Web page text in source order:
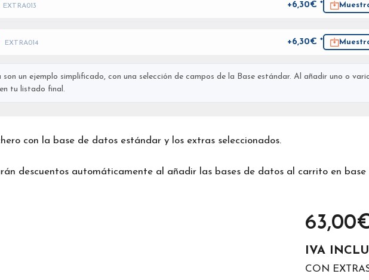
EXTRA013 +6,30€ *
EXTRA014 +6,30€ *
un ejemplo simplificado, con una selección de campos de la Base estándar. Al añadir uno o
tu listado final.
con la base de datos estándar y los extras seleccionados.
descuentos automáticamente al añadir las bases de datos al carrito en base
63,00
IVA
CON